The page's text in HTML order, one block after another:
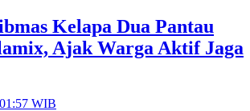
Kelapa Dua Pantau
Ajak Warga Aktif Jaga
WIB